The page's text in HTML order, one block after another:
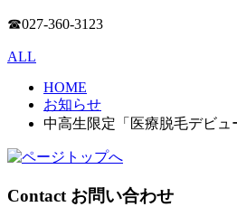
☎027-360-3123
ALL
HOME
お知らせ
中高生限定「医療脱毛デビュ
Contact お問い合わせ